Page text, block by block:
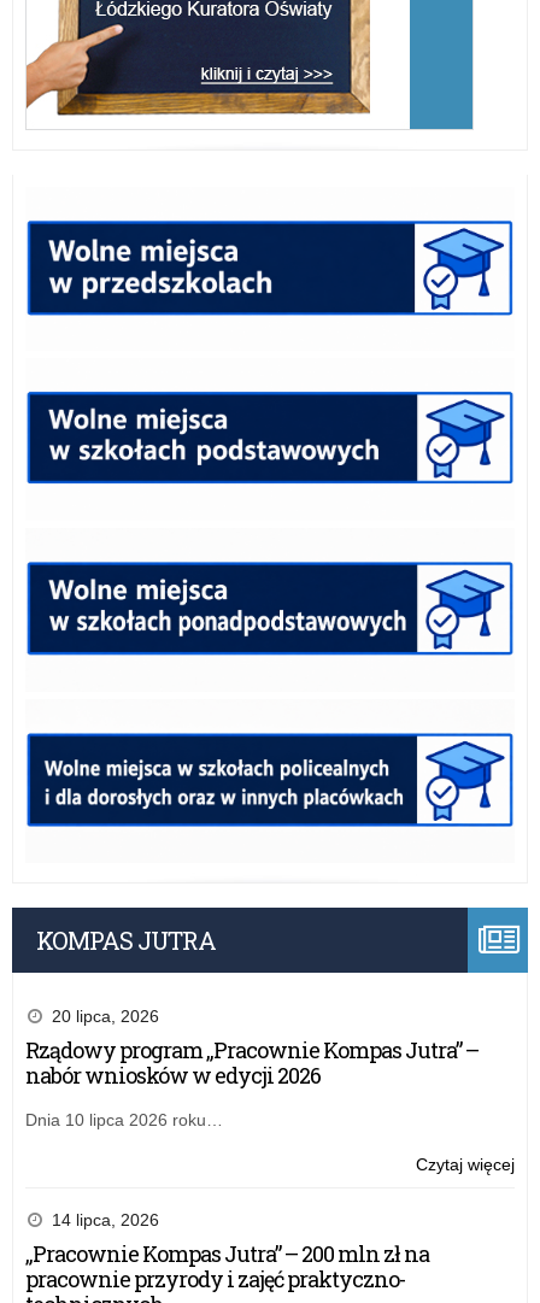
KOMPAS JUTRA
20 lipca, 2026
Rządowy program „Pracownie Kompas Jutra” –
nabór wniosków w edycji 2026
Dnia 10 lipca 2026 roku…
Czytaj więcejo:
14 lipca, 2026
„Pracownie Kompas Jutra” – 200 mln zł na
pracownie przyrody i zajęć praktyczno-